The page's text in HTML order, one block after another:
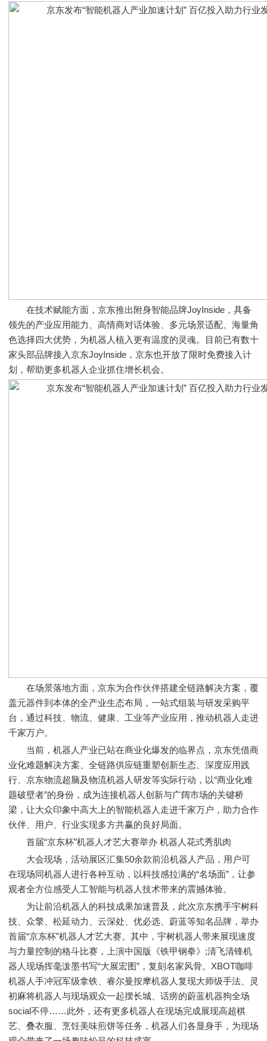
在技术赋能方面，京东推出附身智能品牌JoyInside，具备
领先的产业应用能力、高情商对话体验、多元场景适配、海量角
色选择四大优势，为机器人植入更有温度的灵魂。目前已有数十
家头部品牌接入京东JoyInside，京东也开放了限时免费接入计
划，帮助更多机器人企业抓住增长机会。
在场景落地方面，京东为合作伙伴搭建全链路解决方案，覆
盖元器件到本体的全产业生态布局，一站式组装与研发采购平
台，通过科技、物流、健康、工业等产业应用，推动机器人走进
千家万户。
当前，机器人产业已站在商业化爆发的临界点，京东凭借商
业化难题解决方案、全链路供应链重塑创新生态、深度应用践
行、京东物流超脑及物流机器人研发等实际行动，以“商业化难
题破壁者”的身份，成为连接机器人创新与广阔市场的关键桥
梁，让大众印象中高大上的智能机器人走进千家万户，助力合作
伙伴、用户、行业实现多方共赢的良好局面。
首届“京东杯”机器人才艺大赛举办 机器人花式秀肌肉
大会现场，活动展区汇集50余款前沿机器人产品，用户可
在现场同机器人进行各种互动，以科技感拉满的“名场面”，让参
观者全方位感受人工智能与机器人技术带来的震撼体验。
为让前沿机器人的科技成果加速普及，此次京东携手宇树科
技、众擎、松延动力、云深处、优必选、蔚蓝等知名品牌，举办
首届“京东杯”机器人才艺大赛。其中，宇树机器人带来展现速度
与力量控制的格斗比赛，上演中国版《铁甲钢拳》;清飞清锋机
器人现场挥毫泼墨书写“大展宏图”，复刻名家风骨。XBOT咖啡
机器人手冲冠军级拿铁、睿尔曼按摩机器人复现大师级手法、灵
初麻将机器人与现场观众一起摆长城、话痨的蔚蓝机器狗全场
social不停……此外，还有更多机器人在现场完成展现高超棋
艺、叠衣服、烹饪美味煎饼等任务，机器人们各显身手，为现场